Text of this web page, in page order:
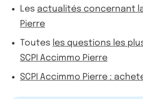
Les actualités concernant la
Pierre
Toutes les questions les
SCPI Accimmo Pierre
SCPI Accimmo Pierre :